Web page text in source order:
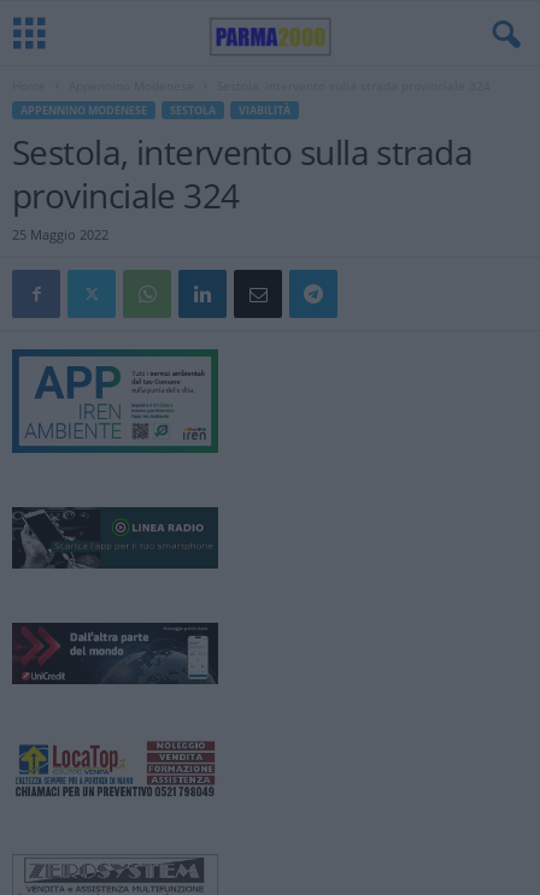
APPENNINO MODENESE SESTOLA VIABILITÀ
Sestola, intervento sulla strada
provinciale 324
25 Maggio 2022